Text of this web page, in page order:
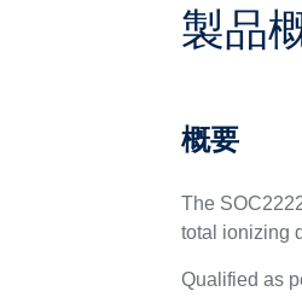
製品
概要
The
total ionizing
Qualified as